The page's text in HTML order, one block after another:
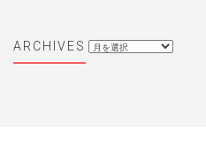
ARCHIVES archives